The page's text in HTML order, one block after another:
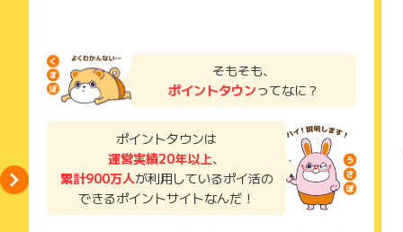
のうえご利用ください。
・非承認理由
※ポイントに関するお問い合わせは、ポイントタウンのサポート
までお問い合わせください。ポイントについて、広告主に直接
お問い合わせをした場合、ポイント獲得対象外となる場合がご
読みください。
お申し込みやお買い物後、利用したサイトから送られる購入完
獲得待ち・獲得失敗の状態でお問い合わせされる際に、該当の
メールを送っていただく場合がございます。
そのため、紛失・破棄された場合は対応いたしかねますので、
ご注意ください。
広告に遷移しない場合は掲載が終了となっておりポイントが獲
得できませんので、ご注意くださいませ。
そもそも、
ポイントタウンってなに？
ポイントタウンは
運営実績20年以上、
累計900万人が利用しているポイ活の
できるポイントサイトなんだ！